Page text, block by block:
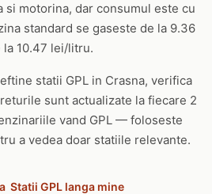
si motorina, dar consumul este cu
standard se gaseste de la 9.36
10.47 lei/litru.
statii GPL in Crasna, verifica
sunt actualizate la fiecare 2
vand GPL — foloseste
a vedea doar statiile relevante.
Statii GPL langa mine